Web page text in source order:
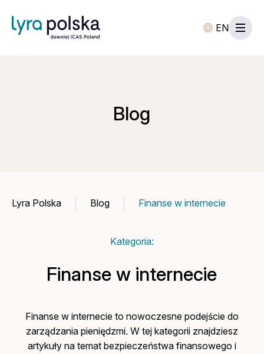
EN
Blog
Lyra Polska Blog Finanse w internecie
Kategoria:
Finanse w internecie
Finanse w internecie to nowoczesne podejście do
zarządzania pieniędzmi. W tej kategorii znajdziesz
artykuły na temat bezpieczeństwa finansowego i